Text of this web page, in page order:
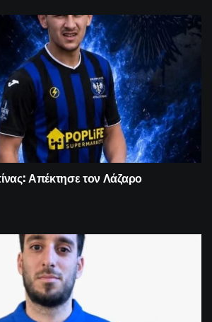
Απέκτησε τον Λάζαρο